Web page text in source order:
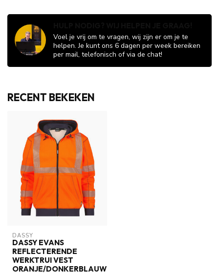
Voel je vrij om te vragen, wij zijn er om je te
helpen. Je kunt ons 6 dagen per week bereiken
per mail, telefonisch of via de chat!
RECENT BEKEKEN
DASSY
DASSY EVANS
REFLECTERENDE
WERKTRUI VEST
ORANJE/DONKERBLAUW